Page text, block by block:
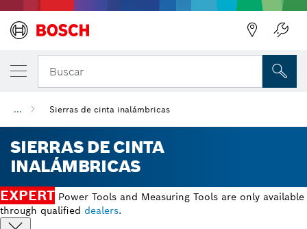
Buscar
... Sierras de cinta inalámbricas
SIERRAS DE CINTA
INALÁMBRICAS
EXPERT Power Tools and Measuring Tools are only available
through qualified dealers.